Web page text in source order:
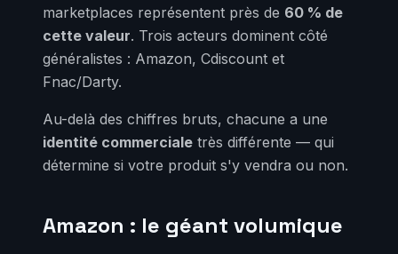
marketplaces représentent près de 60 % de
cette valeur. Trois acteurs dominent côté
généralistes : Amazon, Cdiscount et
Fnac/Darty.
Au-delà des chiffres bruts, chacune a une
identité commerciale très différente — qui
détermine si votre produit s'y vendra ou non.
Amazon : le géant volumique